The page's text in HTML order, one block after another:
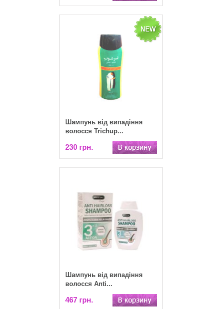
Шампунь від випадіння
волосся Trichup...
230 грн.
Шампунь від випадіння
волосся Anti...
467 грн.